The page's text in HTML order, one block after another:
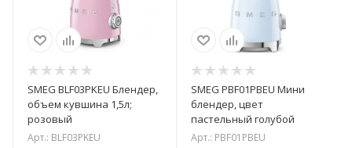
SMEG BLF03PKEU Блендер,
объем кувшина 1,5л;
розовый
Арт.: BLF03PKEU
SMEG PBF01PBEU Мини
блендер, цвет
пастельный голубой
Арт.: PBF01PBEU